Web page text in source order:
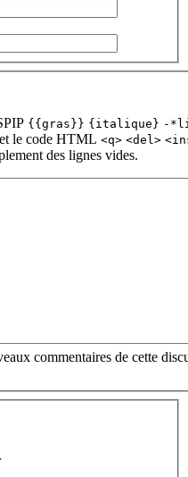
{{gras}} {italique} -
et le code HTML <q> <del>
des lignes vides.
commentaires de cette